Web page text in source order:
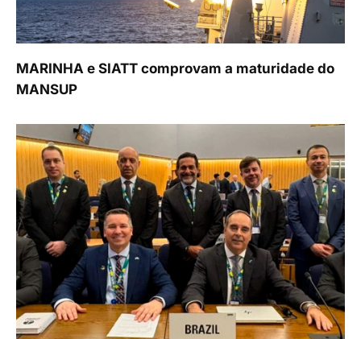
MARINHA e SIATT comprovam a maturidade do
MANSUP